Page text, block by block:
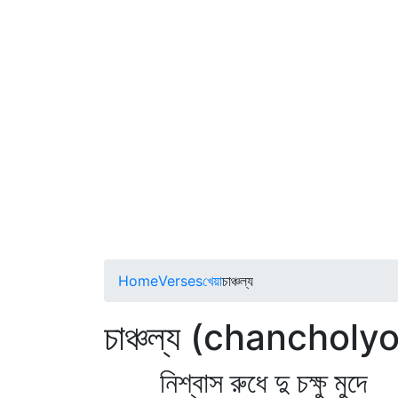
HomeVersesখেয়াচাঞ্চল্য
চাঞ্চল্য
নিশ্বাস রুধে দু চক্ষু মুদে